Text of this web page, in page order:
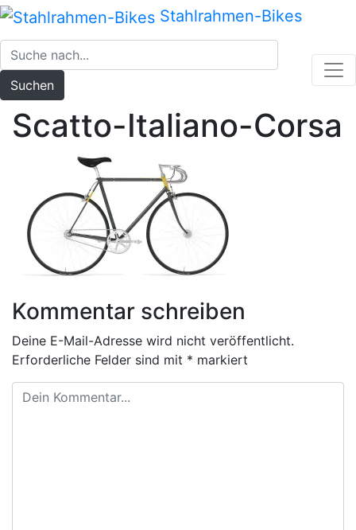
Zum
Inhalt
springen
Stahlrahmen-Bikes
Suchen
Scatto-Italiano-Corsa
Kommentar schreiben
Deine E-Mail-Adresse wird nicht veröffentlicht.
Erforderliche Felder sind mit * markiert